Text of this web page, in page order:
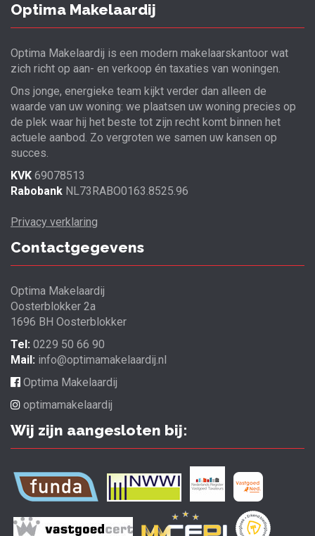
Optima Makelaardij
Optima Makelaardij is een modern makelaarskantoor wat
zich richt op aan- en verkoop én taxaties van woningen.
Ons jonge, energieke team kijkt verder dan alleen de
waarde van uw woning: we plaatsen uw woning precies op
de plek waar hij het beste tot zijn recht komt binnen het
actuele aanbod. Zo vergroten we samen uw kansen op
succes.
KVK 69078513
Rabobank NL73RABO0163.8525.96
Privacy verklaring
Contactgegevens
Optima Makelaardij
Oosterblokker 2a
1696 BH Oosterblokker
Tel: 0229 50 66 90
Mail: info@optimamakelaardij.nl
Optima Makelaardij
optimamakelaardij
Wij zijn aangesloten bij: